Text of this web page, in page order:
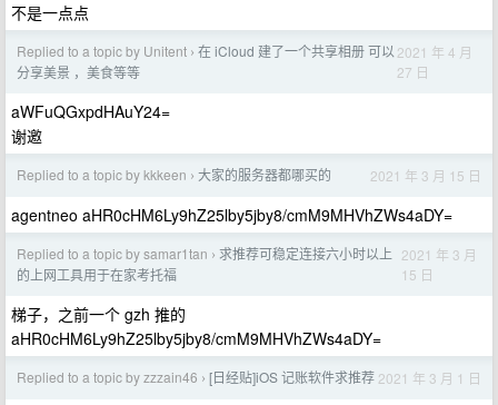
不是一点点
Replied to a topic by Unitent › 在 iCloud 建了一个共享相册 可以
分享美景 ，美食等等
2021 年 4 月
27 日
aWFuQGxpdHAuY24=
谢邀
Replied to a topic by kkkeen › 大家的服务器都哪买的 2021 年 3 月 15 日
agentneo aHR0cHM6Ly9hZ25lby5jby8/cmM9MHVhZWs4aDY=
Replied to a topic by samar1tan › 求推荐可稳定连接六小时以上
的上网工具用于在家考托福
2021 年 3 月
15 日
梯子，之前一个 gzh 推的
aHR0cHM6Ly9hZ25lby5jby8/cmM9MHVhZWs4aDY=
Replied to a topic by zzzain46 › [日经贴]iOS 记账软件求推荐 2021 年 3 月 1 日